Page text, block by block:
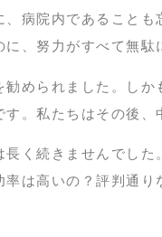
病院内であること
に、努力がすべて無
められました。し
す。私たちはその後
く続きませんでし
率は高いの？評判通